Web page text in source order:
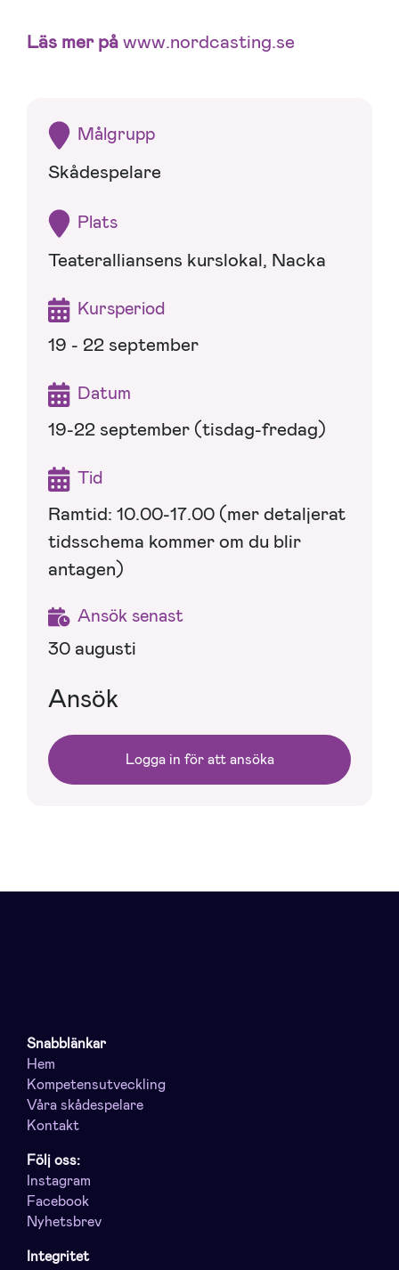
Läs mer påwww.nordcasting.se
Målgrupp
Skådespelare
Plats
Teateralliansens kurslokal, Nacka
Kursperiod
19 - 22 september
Datum
19-22 september (tisdag-fredag)
Tid
Ramtid: 10.00-17.00 (mer detaljerat
tidsschema kommer om du blir
antagen)
Ansök senast
30 augusti
Ansök
Logga in för att ansöka
Snabblänkar
Hem
Kompetensutveckling
Våra skådespelare
Kontakt
Följ oss:
Instagram
Facebook
Nyhetsbrev
Integritet